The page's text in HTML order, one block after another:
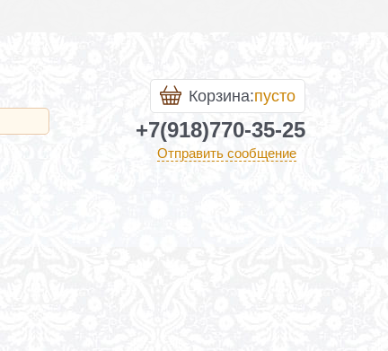
Корзина:пусто
+7(918)770-35-25
Отправить сообщение